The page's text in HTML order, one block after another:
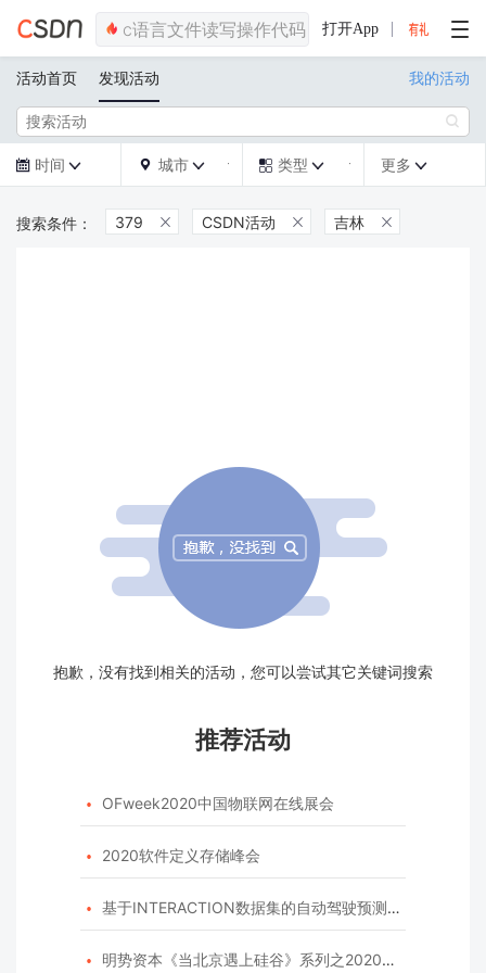
打开App
活动首页 发现活动 我的活动

 时间   城市   类型  更多 
379  CSDN活动  吉林 
抱歉，没有找到相关的活动，您可以尝试其它关键词搜索
推荐活动
 OFweek2020中国物联网在线展会
 2020软件定义存储峰会
 基于INTERACTION数据集的自动驾驶预测模型挑战赛
 明势资本《当北京遇上硅谷》系列之2020年度开源峰会